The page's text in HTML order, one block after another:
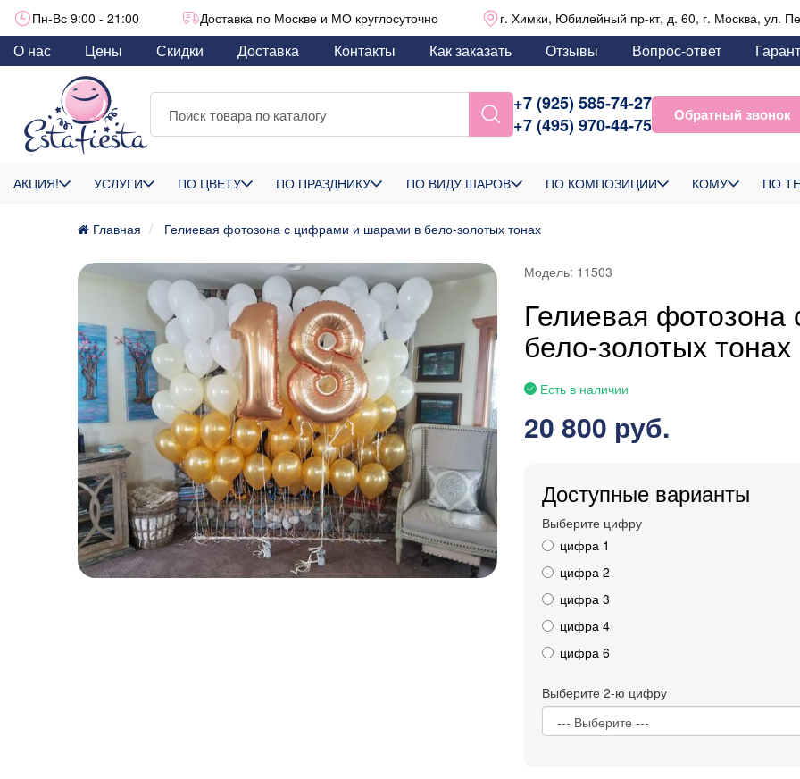
Пн-Вс 9:00 - 21:00 Доставка по Москве и МО круглосуточно г. Химки, Юбилейный пр-кт, д. 60, г. Москва, ул.
О нас Цены Скидки Доставка Контакты Как заказать Отзывы Вопрос-ответ
+7 (925) 585-74-27
+7 (495) 970-44-75
Обратный звонок
АКЦИЯ! УСЛУГИ ПО ЦВЕТУ ПО ПРАЗДНИКУ ПО ВИДУ ШАРОВ ПО КОМПОЗИЦИИ КОМУ ПО
Главная Гелиевая фотозона с цифрами и шарами в бело-золотых тонах
Модель: 11503
Гелиевая
бело-золотых тонах
Есть в наличии
20 800 руб.
Доступные варианты
Выберите цифру
цифра 1
цифра 2
цифра 3
цифра 4
цифра 6
Выберите 2-ю цифру